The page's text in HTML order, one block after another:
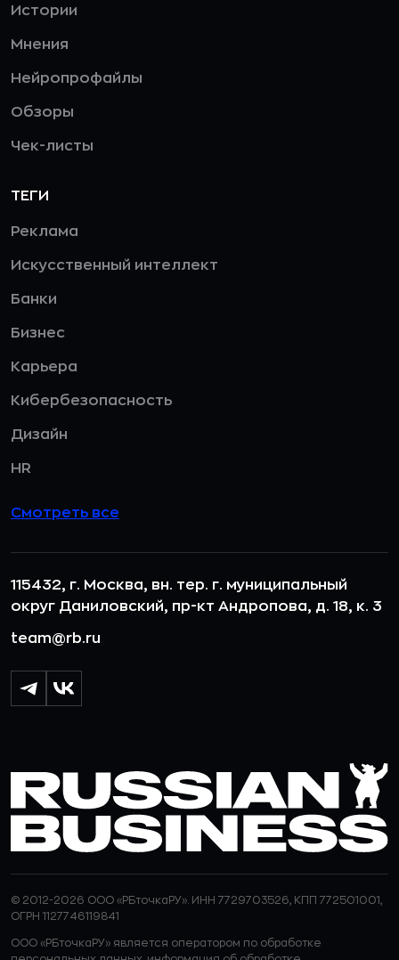
Истории
Мнения
Нейропрофайлы
Обзоры
Чек-листы
ТЕГИ
Реклама
Искусственный интеллект
Банки
Бизнес
Карьера
Кибербезопасность
Дизайн
HR
Смотреть все
115432, г. Москва, вн. тер. г. муниципальный
округ Даниловский, пр-кт Андропова, д. 18, к. 3
team@rb.ru
© 2012-2026 ООО «РБточкаРУ». ИНН 7729703526, КПП 772501001,
ОГРН 1127746119841
ООО «РБточкаРУ» является оператором по обработке